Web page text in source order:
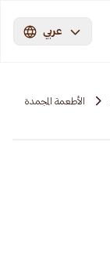
عربي
الأطعمة المجمدة